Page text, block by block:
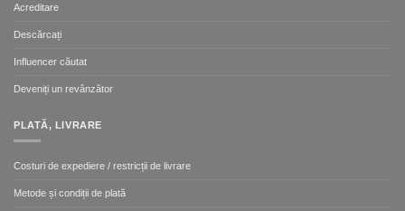
Acreditare
Descărcați
Influencer căutat
Deveniți un revânzător
PLATĂ, LIVRARE
Costuri de expediere / restricții de livrare
Metode și condiții de plată